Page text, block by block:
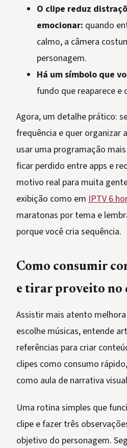
O clipe reduz
emocionar: quando
calmo, a câmera
personagem.
Há um símbolo que
fundo que reaparece e
Agora, um detalhe prático:
frequência e quer organizar
usar uma programação
ficar perdido entre apps e
motivo real para muita
exibição como em IPTV 6
maratonas por tema e
porque você cria sequência.
Como consumir
e tirar proveito no
Assistir mais atento
escolhe músicas, entende
referências para criar
clipes como consumo
como aula de narrativa
Uma rotina simples que
clipe e fazer três
objetivo do personagem.